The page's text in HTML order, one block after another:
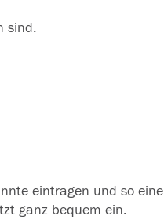
sind.
eintragen und so eine
ganz bequem ein.